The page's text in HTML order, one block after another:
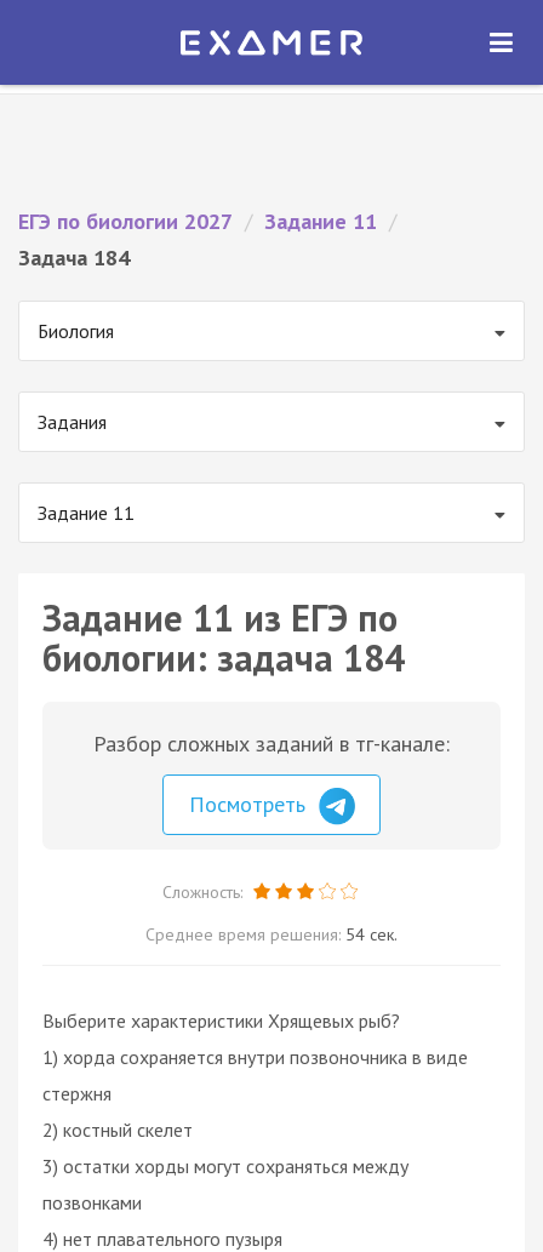
Экзамер — ЕГЭ 2027
ОТКРЫТЬ
ЕГЭ по биологии 2027 / Задание 11 /
Задача 184
Биология
Задания
Задание 11
Задание 11 из ЕГЭ по
биологии: задача 184
Разбор сложных заданий в тг-канале:
Посмотреть
Сложность:
Среднее время решения: 54 сек.
Выберите характеристики Хрящевых рыб?
1) хорда сохраняется внутри позвоночника в виде
стержня
2) костный скелет
3) остатки хорды могут сохраняться между
позвонками
4) нет плавательного пузыря